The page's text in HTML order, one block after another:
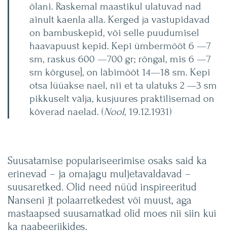
õlani. Raskemal maastikul ulatuvad nad
ainult kaenla alla. Kerged ja vastupidavad
on bambuskepid, või selle puudumisel
haavapuust kepid. Kepi ümbermõõt 6 —7
sm, raskus 600 —700 gr; rõngal, mis 6 —7
sm kõrguse], on läbimõõt 14—18 sm. Kepi
otsa lüüakse nael, nii et ta ulatuks 2 —3 sm
pikkuselt välja, kusjuures praktilisemad on
kõverad naelad. (Nool, 19.12.1931)
Suusatamise populariseerimise osaks said ka
erinevad – ja omajagu muljetavaldavad –
suusaretked. Olid need nüüd inspireeritud
Nanseni jt polaarretkedest või muust, aga
mastaapsed suusamatkad olid moes nii siin kui
ka naabeeriikides.